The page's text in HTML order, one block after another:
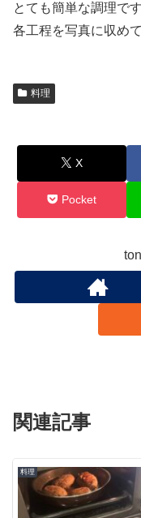
とても簡単な調理です
各工程を写真に収め
料理
X
Pocket
関連記事
料理